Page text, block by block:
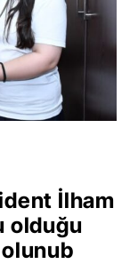
İlham
olduğu